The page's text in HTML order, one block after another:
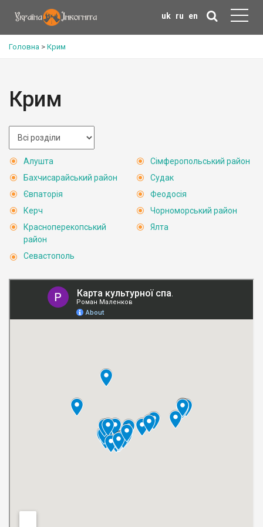
uk ru en
Головна > Крим
Крим
Алушта
Бахчисарайський район
Євпаторія
Керч
Красноперекопський
район
Севастополь
Сімферопольський район
Судак
Феодосія
Чорноморський район
Ялта